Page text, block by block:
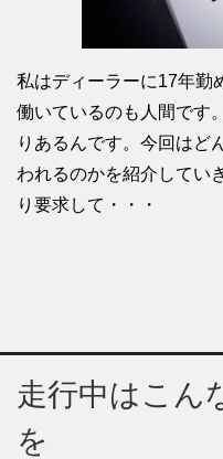
私はディーラーに17年勤
働いているのも人間です
りあるんです。今回はど
われるのかを紹介してい
り要求して・・・
走行中はこん
を